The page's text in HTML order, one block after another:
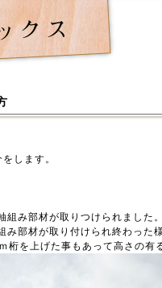
します。
組み部材が取りつけられました。
み部材が取り付けられ終わった
桁を上げた事もあって高さの有